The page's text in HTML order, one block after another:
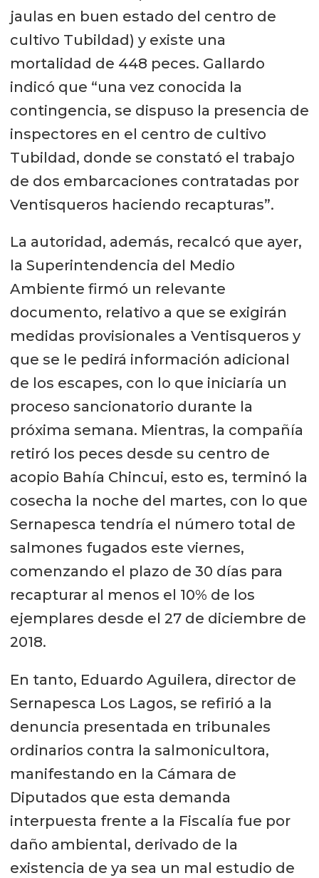
jaulas en buen estado del centro de
cultivo Tubildad) y existe una
mortalidad de 448 peces. Gallardo
indicó que “una vez conocida la
contingencia, se dispuso la presencia de
inspectores en el centro de cultivo
Tubildad, donde se constató el trabajo
de dos embarcaciones contratadas por
Ventisqueros haciendo recapturas”.
La autoridad, además, recalcó que ayer,
la Superintendencia del Medio
Ambiente firmó un relevante
documento, relativo a que se exigirán
medidas provisionales a Ventisqueros y
que se le pedirá información adicional
de los escapes, con lo que iniciaría un
proceso sancionatorio durante la
próxima semana. Mientras, la compañía
retiró los peces desde su centro de
acopio Bahía Chincui, esto es, terminó la
cosecha la noche del martes, con lo que
Sernapesca tendría el número total de
salmones fugados este viernes,
comenzando el plazo de 30 días para
recapturar al menos el 10% de los
ejemplares desde el 27 de diciembre de
2018.
En tanto, Eduardo Aguilera, director de
Sernapesca Los Lagos, se refirió a la
denuncia presentada en tribunales
ordinarios contra la salmonicultora,
manifestando en la Cámara de
Diputados que esta demanda
interpuesta frente a la Fiscalía fue por
daño ambiental, derivado de la
existencia de ya sea un mal estudio de